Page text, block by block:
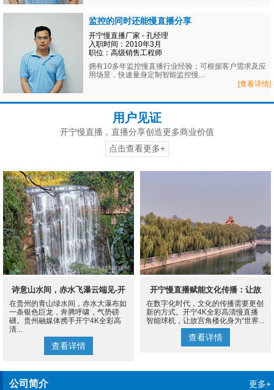
监控的同时还能慢直播分享
开宁慢直播厂家 - 孔经理
入职时间：2010年3月
职位：高级销售工程师
拥有10多年监控慢直播行业经验；可根据客户需求及应
用场景，快速量身定制智能监控慢...
[查看详情]
用户见证
开宁慢直播，直播分享创造更多商业价值
点击查看更多+
诗意山水间，赤水飞瀑云端见-开
宁4K慢直播摄像机
在贵州的青山绿水间，赤水大瀑布如
一条银色巨龙，奔腾呼啸，气势磅
礴。贵州融媒体携手开宁4K全彩高
清...
查看详情
开宁慢直播赋能文化传播：让故
宫角楼成为世界的文化客厅
在数字化时代，文化的传播需要更创
新的方式。开宁4K全彩高清慢直播
智能球机，让故宫角楼化身为“世界...
查看详情
公司简介 更多+